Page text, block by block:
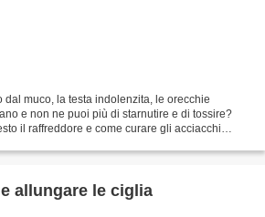
dal muco, la testa indolenzita, le orecchie
e non ne puoi più di starnutire e di tossire?
il raffreddore e come curare gli acciacchi
allungare le ciglia